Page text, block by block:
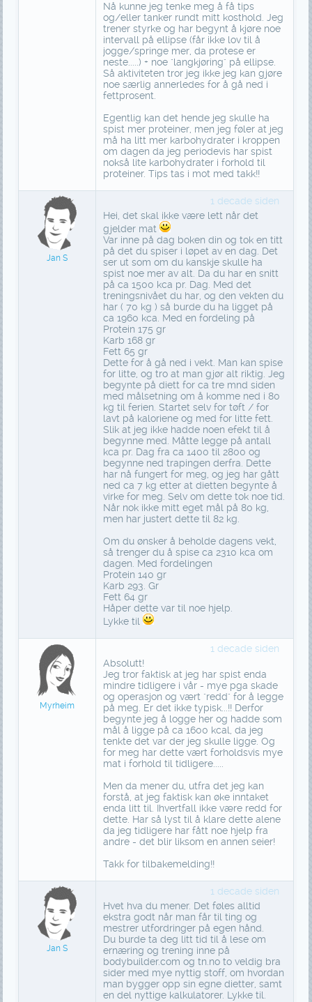
Nå kunne jeg tenke meg å få tips
og/eller tanker rundt mitt kosthold. Jeg
trener styrke og har begynt å kjøre noe
intervall på ellipse (får ikke lov til å
jogge/springe mer, da protese er
neste.....) + noe "langkjøring" på ellipse.
Så aktiviteten tror jeg ikke jeg kan gjøre
noe særlig annerledes for å gå ned i
fettprosent.
Egentlig kan det hende jeg skulle ha
spist mer proteiner, men jeg føler at jeg
må ha litt mer karbohydrater i kroppen
om dagen da jeg periodevis har spist
nokså lite karbohydrater i forhold til
proteiner. Tips tas i mot med takk!!
Jan S
1 decade siden
Hei, det skal ikke være lett når det
gjelder mat
Var inne på dag boken din og tok en titt
på det du spiser i løpet av en dag. Det
ser ut som om du kanskje skulle ha
spist noe mer av alt. Da du har en snitt
på ca 1500 kca pr. Dag. Med det
treningsnivået du har, og den vekten du
har ( 70 kg ) så burde du ha ligget på
ca 1960 kca. Med en fordeling på
Protein 175 gr
Karb 168 gr
Fett 65 gr
Dette for å gå ned i vekt. Man kan spise
for litte, og tro at man gjør alt riktig. Jeg
begynte på diett for ca tre mnd siden
med målsetning om å komme ned i 80
kg til ferien. Startet selv for tøft / for
lavt på kaloriene og med for litte fett.
Slik at jeg ikke hadde noen efekt til å
begynne med. Måtte legge på antall
kca pr. Dag fra ca 1400 til 2800 og
begynne ned trapingen derfra. Dette
har nå fungert for meg, og jeg har gått
ned ca 7 kg etter at dietten begynte å
virke for meg. Selv om dette tok noe tid.
Når nok ikke mitt eget mål på 80 kg,
men har justert dette til 82 kg.
Om du ønsker å beholde dagens vekt,
så trenger du å spise ca 2310 kca om
dagen. Med fordelingen
Protein 140 gr
Karb 293. Gr
Fett 64 gr
Håper dette var til noe hjelp.
Lykke til
Myrheim
1 decade siden
Absolutt!
Jeg tror faktisk at jeg har spist enda
mindre tidligere i vår - mye pga skade
og operasjon og vært "redd" for å legge
på meg. Er det ikke typisk...!! Derfor
begynte jeg å logge her og hadde som
mål å ligge på ca 1600 kcal, da jeg
tenkte det var der jeg skulle ligge. Og
for meg har dette vært forholdsvis mye
mat i forhold til tidligere.....
Men da mener du, utfra det jeg kan
forstå, at jeg faktisk kan øke inntaket
enda litt til. Ihvertfall ikke være redd for
dette. Har så lyst til å klare dette alene
da jeg tidligere har fått noe hjelp fra
andre - det blir liksom en annen seier!
Takk for tilbakemelding!!
Jan S
1 decade siden
Hvet hva du mener. Det føles alltid
ekstra godt når man får til ting og
mestrer utfordringer på egen hånd.
Du burde ta deg litt tid til å lese om
ernæring og trening inne på
bodybuilder.com og tn.no to veldig bra
sider med mye nyttig stoff, om hvordan
man bygger opp sin egne dietter, samt
en del nyttige kalkulatorer. Lykke til.